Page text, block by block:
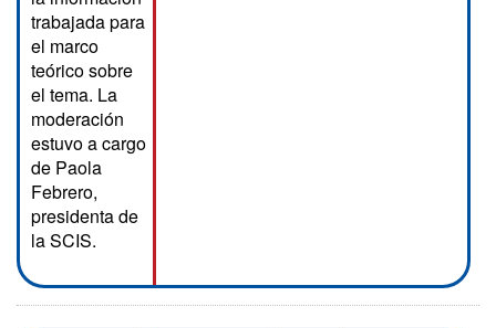
trabajada para
el marco
teórico sobre
el tema. La
moderación
estuvo a cargo
de Paola
Febrero,
presidenta de
la SCIS.